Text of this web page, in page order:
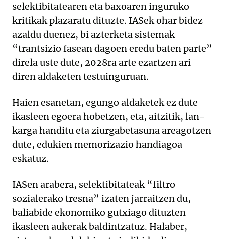
selektibitatearen eta baxoaren inguruko
kritikak plazaratu dituzte. IASek ohar bidez
azaldu duenez, bi azterketa sistemak
“trantsizio fasean dagoen eredu baten parte”
direla uste dute, 2028ra arte ezartzen ari
diren aldaketen testuinguruan.
Haien esanetan, egungo aldaketek ez dute
ikasleen egoera hobetzen, eta, aitzitik, lan-
karga handitu eta ziurgabetasuna areagotzen
dute, edukien memorizazio handiagoa
eskatuz.
IASen arabera, selektibitateak “filtro
sozialerako tresna” izaten jarraitzen du,
baliabide ekonomiko gutxiago dituzten
ikasleen aukerak baldintzatuz. Halaber,